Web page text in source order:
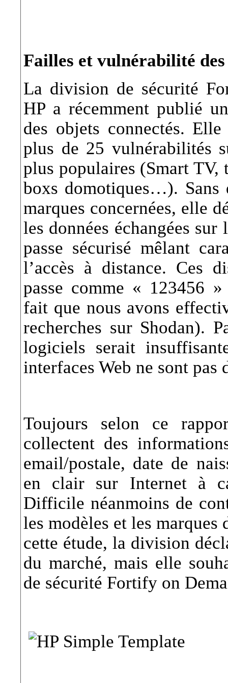
Failles et vulnérabilité des
La division de sécurité
HP a récemment publié
des objets connectés.
plus de 25 vulnérabilités
plus populaires (Smart TV,
boxs domotiques…). Sans
marques concernées, elle
les données échangées
passe sécurisé mêlant
l’accès à distance. Ces
passe comme « 123456
fait que nous avons
recherches sur Shodan).
logiciels serait
interfaces Web ne sont pas
Toujours selon ce
collectent des
email/postale, date de
en clair sur Internet à
Difficile néanmoins de
les modèles et les
cette étude, la division
du marché, mais elle
de sécurité Fortify on